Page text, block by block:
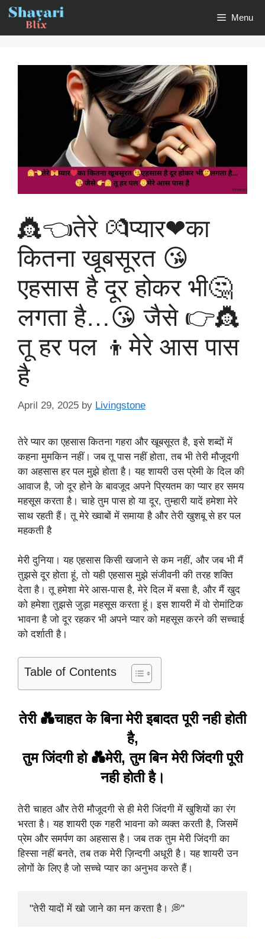
Skip
content
Menu
👸👈तेरे 💏प्यार❤का
कितना खूबसूरत 😘
एहसास है दूर होकर भी🤔
लगता है…😘 जैसे 👉👸
तू हर पल 👦मेरे आस पास
है
April 29, 2025 by Livingstone
तेरे प्यार का एहसास कितना गहरा और खूबसूरत है, इसे शब्दों में
कहना मुमकिन नहीं। जब तू पास नहीं होता, तब भी तेरी मौजूदगी
का अहसास हर पल मुझे होता है। यह शायरी उस प्रेमी के दिल की
आवाज है, जो दूर होने के बावजूद अपने प्रियतम का प्यार हर समय
महसूस करता है। चाहे तुम पास हो या दूर, तुम्हारी यादें हमेशा मेरे
साथ रहती हैं। तू मेरे ख्वाबों में समाया है और तेरी खुशबू से हर पल
महकती है
मेरी दुनिया। यह एहसास किसी खजाने से कम नहीं, और जब भी मैं
तुझसे दूर होता हूं, तो यही एहसास मुझे संजीवनी की तरह शक्ति
देता है। तू हमेशा मेरे आस-पास है, मेरे दिल में बसा है, और मैं खुद
को हमेशा तुझसे जुड़ा महसूस करता हूं। इस शायरी में वो रोमांटिक
भावना है जो दूर रहकर भी अपने प्यार को महसूस करने की सच्चाई
को दर्शाती है।
Table of Contents
तेरी 💑चाहत के बिना मेरी इबादत पूरी नही होती
है,
तुम जिंदगी हो 💑मेरी, तुम बिन मेरी जिंदगी पूरी
नही होती है।
तेरी चाहत और तेरी मौजूदगी से ही मेरी जिंदगी में खुशियों का रंग
भरता है। यह शायरी एक गहरी भावना को व्यक्त करती है, जिसमें
प्रेम और समर्पण का अहसास है। जब तक तुम मेरी जिंदगी का
हिस्सा नहीं बनते, तब तक मेरी ज़िन्दगी अधूरी है। यह शायरी उन
लोगों के लिए है जो सच्चे प्यार का अनुभव करते हैं।
"तेरी यादों में खो जाने का मन करता है। 💭"